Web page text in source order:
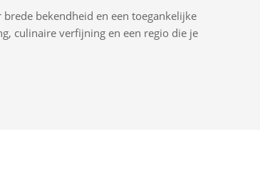
brede bekendheid en een toegankelijke
culinaire verfijning en een regio die je